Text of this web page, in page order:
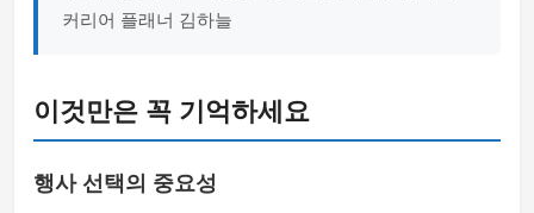
커리어 플래너 김하늘
이것만은 꼭 기억하세요
행사 선택의 중요성